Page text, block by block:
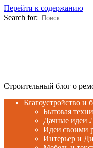
Перейти к содержанию
Search for:
Строительный блог о
Благоустройство и
Бытовая
Дачные идеи
Идеи своими
Интерьер и